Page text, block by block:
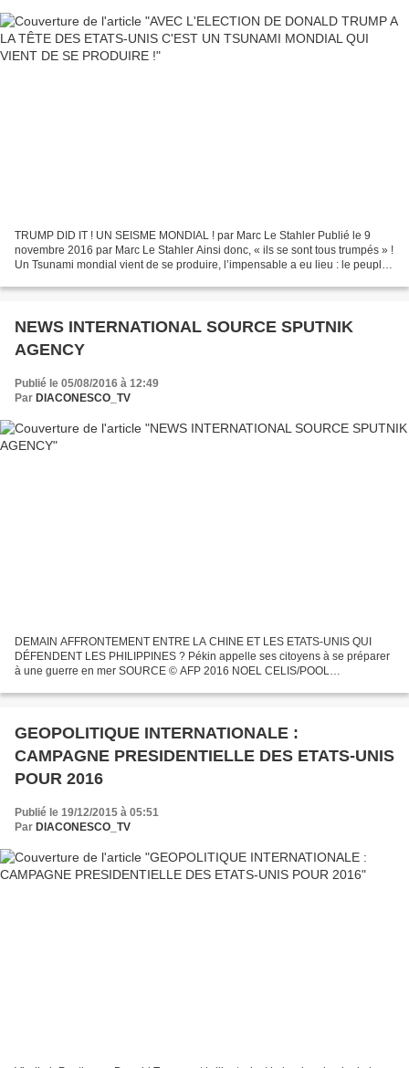
TRUMP DID IT ! UN SEISME MONDIAL ! par Marc Le Stahler Publié le 9
novembre 2016 par Marc Le Stahler Ainsi donc, « ils se sont tous trumpés » !
Un Tsunami mondial vient de se produire, l’impensable a eu lieu : le peuple
NEWS INTERNATIONAL SOURCE SPUTNIK
AGENCY
Publié le 05/08/2016 à 12:49
Par DIACONESCO_TV
DEMAIN AFFRONTEMENT ENTRE LA CHINE ET LES ETATS-UNIS QUI
DÉFENDENT LES PHILIPPINES ? Pékin appelle ses citoyens à se préparer
à une guerre en mer SOURCE © AFP 2016 NOEL CELIS/POOL
de...
GEOPOLITIQUE INTERNATIONALE :
CAMPAGNE PRESIDENTIELLE DES ETATS-UNIS
POUR 2016
Publié le 19/12/2015 à 05:51
Par DIACONESCO_TV